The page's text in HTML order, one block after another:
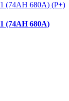
(74AH 680A)